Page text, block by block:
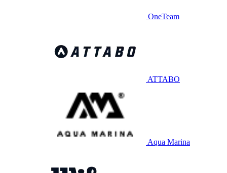
OneTeam
ATTABO
Aqua Marina